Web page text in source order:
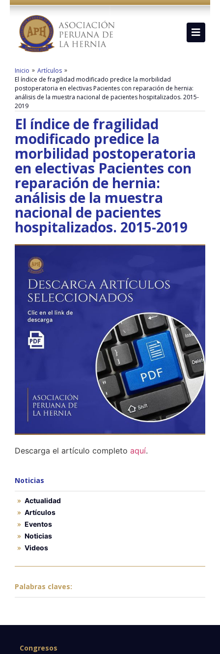
Inicio » Artículos »
El índice de fragilidad modificado predice la morbilidad
postoperatoria en electivas Pacientes con reparación de hernia:
análisis de la muestra nacional de pacientes hospitalizados. 2015-
2019
El índice de fragilidad
modificado predice la
morbilidad postoperatoria
en electivas Pacientes con
reparación de hernia:
análisis de la muestra
nacional de pacientes
hospitalizados. 2015-2019
Descarga el artículo completo aquí.
Noticias
Actualidad
Artículos
Eventos
Noticias
Videos
Palabras claves:
Congresos